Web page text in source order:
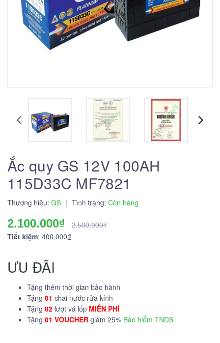
Ắc quy GS 12V 100AH
115D33C MF7821
Thương hiệu: GS | Tình trạng: Còn hàng
2.100.000₫ 2.500.000₫
Tiết kiệm: 400.000₫
ƯU ĐÃI
Tặng thêm thời gian bảo hành
Tặng 01 chai nước rửa kính
Tặng 02 lượt vá lốp MIỄN PHÍ
Tặng 01 VOUCHER giảm 25% Bảo hiểm TNDS